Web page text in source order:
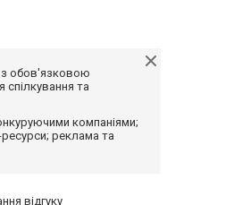
з обов'язковою
та
компаніями;
ресурси; реклама та
відгуку